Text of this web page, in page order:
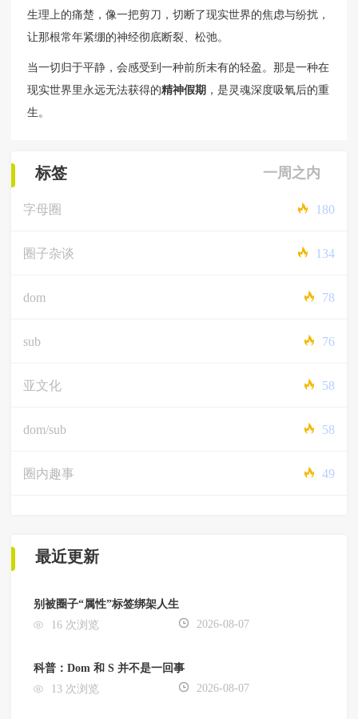
生理上的痛楚，像一把剪刀，切断了现实世界的焦虑与纷扰，
让那根常年紧绷的神经彻底断裂、松弛。
当一切归于平静，会感受到一种前所未有的轻盈。那是一种在
现实世界里永远无法获得的精神假期 ，是灵魂深度吸氧后的重
生。
标签 一周之内
字母圈 180
圈子杂谈 134
dom 78
sub 76
亚文化 58
dom/sub 58
圈内趣事 49
最近更新
别被圈子“属性”标签绑架人生
16 次浏览
2026-08-07
科普：Dom 和 S 并不是一回事
13 次浏览
2026-08-07